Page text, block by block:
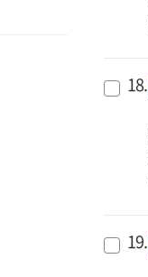
18.
19.